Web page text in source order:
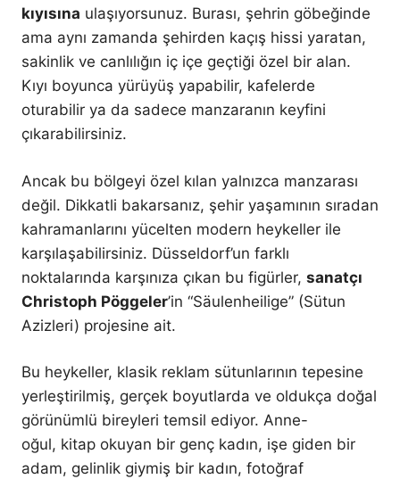
kıyısına ulaşıyorsunuz. Burası, şehrin göbeğinde
ama aynı zamanda şehirden kaçış hissi yaratan,
sakinlik ve canlılığın iç içe geçtiği özel bir alan.
Kıyı boyunca yürüyüş yapabilir, kafelerde
oturabilir ya da sadece manzaranın keyfini
çıkarabilirsiniz.
Ancak bu bölgeyi özel kılan yalnızca manzarası
değil. Dikkatli bakarsanız, şehir yaşamının sıradan
kahramanlarını yücelten modern heykeller ile
karşılaşabilirsiniz. Düsseldorf’un farklı
noktalarında karşınıza çıkan bu figürler, sanatçı
Christoph Pöggeler’in “Säulenheilige” (Sütun
Azizleri) projesine ait.
Bu heykeller, klasik reklam sütunlarının tepesine
yerleştirilmiş, gerçek boyutlarda ve oldukça doğal
görünümlü bireyleri temsil ediyor. Anne-
oğul, kitap okuyan bir genç kadın, işe giden bir
adam, gelinlik giymiş bir kadın, fotoğraf